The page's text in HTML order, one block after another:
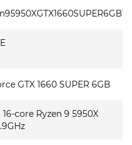
GTX 1660 SUPER 6GB
16-core Ryzen 9 5950X